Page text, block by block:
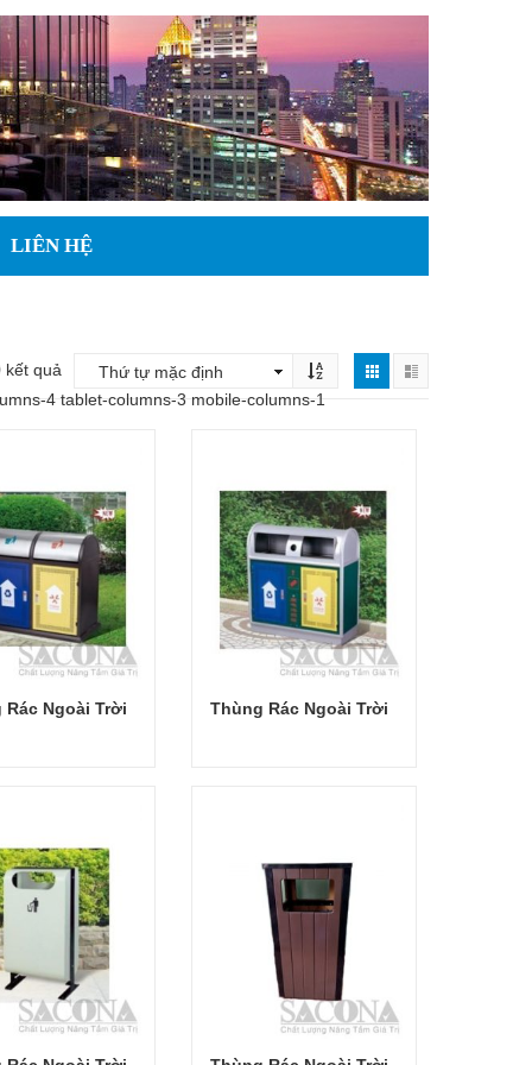
LIÊN HỆ
kết quả
4 tablet-columns-3 mobile-columns-1
Rác Ngoài Trời Thùng Rác Ngoài Trời